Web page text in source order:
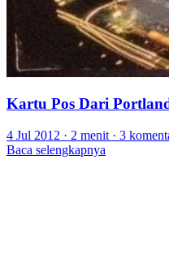
Kartu Pos Dari
4 Jul 2012 · 2 menit · 3
Baca selengkapnya